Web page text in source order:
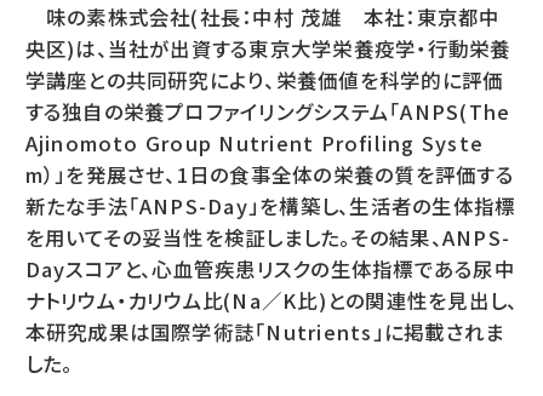
味の素株式会社(社長：中村 茂雄 本社：東京都中
央区)は、当社が出資する東京大学栄養疫学・行動栄養
学講座との共同研究により、栄養価値を科学的に評価
する独自の栄養プロファイリングシステム「ANPS(The
Ajinomoto Group Nutrient Profiling Syste
m）」を発展させ、1日の食事全体の栄養の質を評価する
新たな手法「ANPS-Day」を構築し、生活者の生体指標
を用いてその妥当性を検証しました。その結果、ANPS-
Dayスコアと、心血管疾患リスクの生体指標である尿中
ナトリウム・カリウム比(Na／K比)との関連性を見出し、
本研究成果は国際学術誌「Nutrients」に掲載されま
した。